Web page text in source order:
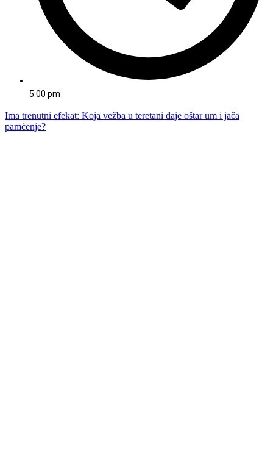
5:00 pm
Ima trenutni efekat: Koja vežba u teretani daje oštar um i jača
pamćenje?